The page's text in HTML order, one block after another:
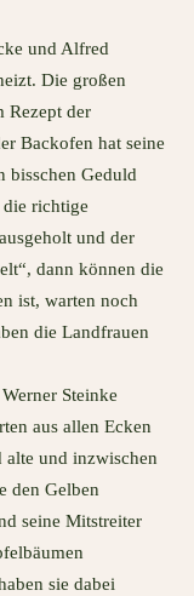
und Alfred
Die großen
Rezept der
Backofen hat seine
bisschen Geduld
die richtige
und der
dann können die
ist, warten noch
die Landfrauen
Steinke
aus allen Ecken
alte und inzwischen
den Gelben
seine Mitstreiter
sie dabei